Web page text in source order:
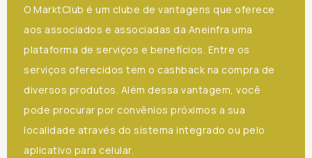
O MarktClub é um clube de vantagens que oferece
aos associados e associadas da Aneinfra uma
plataforma de serviços e benefícios. Entre os
serviços oferecidos tem o cashback na compra de
diversos produtos. Além dessa vantagem, você
pode procurar por convênios próximos a sua
localidade através do sistema integrado ou pelo
aplicativo para celular.